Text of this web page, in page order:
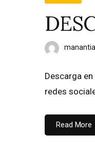
Descarga
redes
Read More